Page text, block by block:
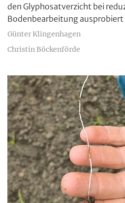
den Glyphosatverzicht bei
Bodenbearbeitung ausprobiert
Günter Klingenhagen
Christin Böckenförde